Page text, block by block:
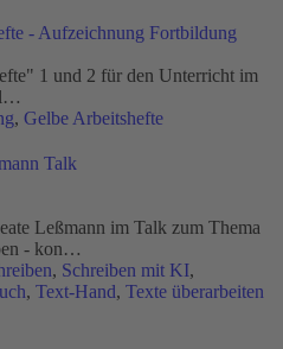
- Aufzeichnung Fortbildung
1 und 2 für den Unterricht im
, Gelbe Arbeitshefte
Talk
Leßmann im Talk zum Thema
- kon…
, Schreiben mit KI,
, Text-Hand, Texte überarbeiten